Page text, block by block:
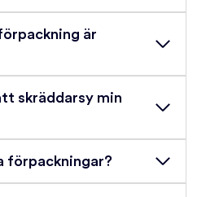
är
skräddarsy min
förpackningar?